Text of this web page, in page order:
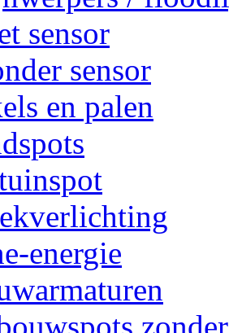
sensor
sensor
en palen
energie